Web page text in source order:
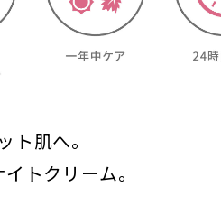
肌へ。
トクリーム。